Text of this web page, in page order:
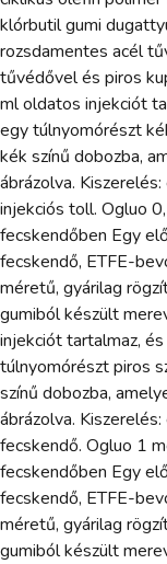
klórbutil gumi
rozsdamentes acél
tűvédővel és piros
ml oldatos injekciót
egy túlnyomórészt
kék színű dobozba,
ábrázolva.
injekciós toll. Ogluo
fecskendőben Egy
fecskendő, ETFE-
méretű, gyárilag
gumiból készült
injekciót tartalmaz,
túlnyomórészt piros
színű dobozba,
ábrázolva.
fecskendő. Ogluo 1
fecskendőben Egy
fecskendő, ETFE-
méretű, gyárilag
gumiból készült